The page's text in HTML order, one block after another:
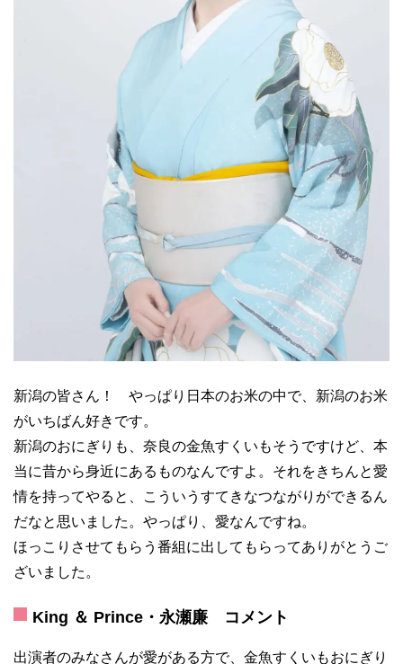
新潟の皆さん！ やっぱり日本のお米の中で、新潟のお米
がいちばん好きです。
新潟のおにぎりも、奈良の金魚すくいもそうですけど、本
当に昔から身近にあるものなんですよ。それをきちんと愛
情を持ってやると、こういうすてきなつながりができるん
だなと思いました。やっぱり、愛なんですね。
ほっこりさせてもらう番組に出してもらってありがとうご
ざいました。
King ＆ Prince・永瀬廉 コメント
出演者のみなさんが愛がある方で、金魚すくいもおにぎり